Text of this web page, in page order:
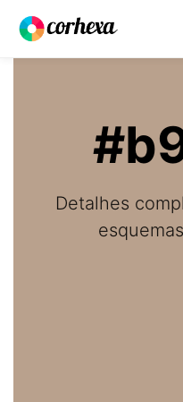
Detalhes